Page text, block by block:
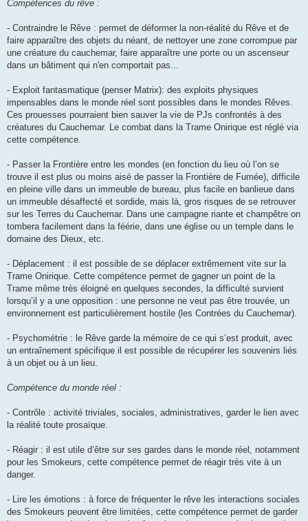
Compétences du rêve :
- Contraindre le Rêve : permet de déformer la non-réalité du Rêve et de
faire apparaître des objets du néant, de nettoyer une zone corrompue par
une créature du cauchemar, faire apparaître une porte ou un ascenseur
dans un bâtiment qui n'en comportait pas...
- Exploit fantasmatique (penser Matrix): des exploits physiques
impensables dans le monde réel sont possibles dans le mondes Rêves.
Ces prouesses pourraient bien sauver la vie de PJs confrontés à des
créatures du Cauchemar. Le combat dans la Trame Onirique est réglé via
cette compétence.
- Passer la Frontière entre les mondes (en fonction du lieu où l’on se
trouve il est plus ou moins aisé de passer la Frontière de Fumée), difficile
en pleine ville dans un immeuble de bureau, plus facile en banlieue dans
un immeuble désaffecté et sordide, mais là, gros risques de se retrouver
sur les Terres du Cauchemar. Dans une campagne riante et champêtre on
tombera facilement dans la féérie, dans une église ou un temple dans le
domaine des Dieux, etc.
- Déplacement : il est possible de se déplacer extrêmement vite sur la
Trame Onirique. Cette compétence permet de gagner un point de la
Trame même très éloigné en quelques secondes, la difficulté survient
lorsqu’il y a une opposition : une personne ne veut pas être trouvée, un
environnement est particulièrement hostile (les Contrées du Cauchemar).
- Psychométrie : le Rêve garde la mémoire de ce qui s’est produit, avec
un entraînement spécifique il est possible de récupérer les souvenirs liés
à un objet ou à un lieu.
Compétence du monde réel :
- Contrôle : activité triviales, sociales, administratives, garder le lien avec
la réalité toute prosaïque.
- Réagir : il est utile d’être sur ses gardes dans le monde réel, notamment
pour les Smokeurs, cette compétence permet de réagir très vite à un
danger.
- Lire les émotions : à force de fréquenter le rêve les interactions sociales
des Smokeurs peuvent être limitées, cette compétence permet de garder